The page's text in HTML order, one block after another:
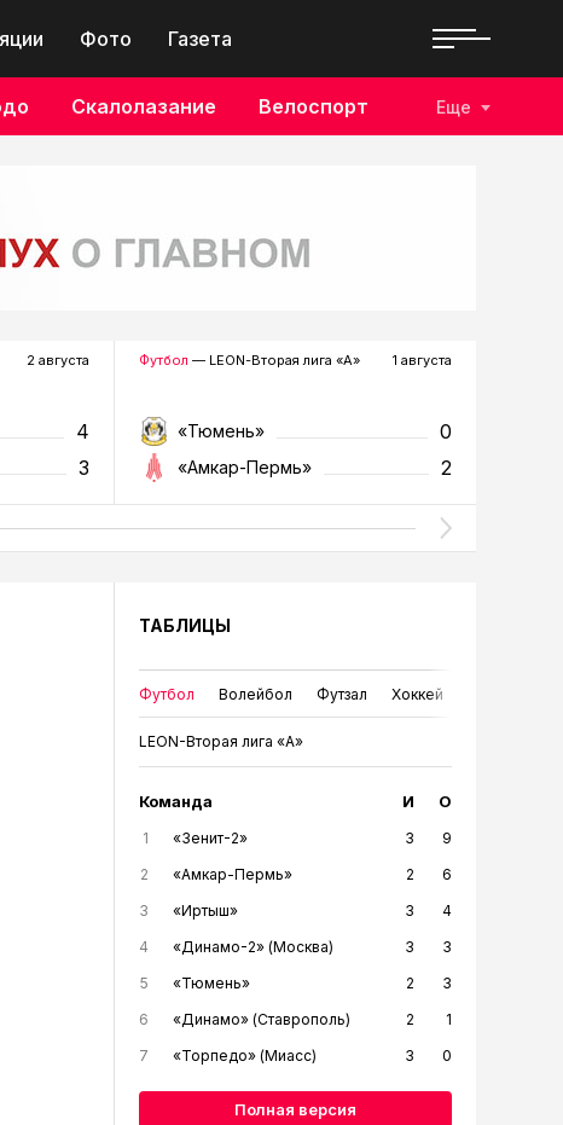
Фото Газета
Скалолазание Велоспорт Еще
2 августа
4
3
Футбол — LEON-Вторая лига «А» 1 августа
«Тюмень» 0
«Амкар-Пермь» 2
ТАБЛИЦЫ
Футбол Волейбол Футзал Хоккей
LEON-Вторая лига «А»
Команда И О
1 «Зенит-2» 3
9
2
«Амкар-Пермь» 2
6
3
«Иртыш» 3
4
4
«Динамо-2» (Москва) 3
3
5
«Тюмень» 2
3
6
«Динамо» (Ставрополь) 2
1
7
«Торпедо» (Миасс) 3 0
Полная версия